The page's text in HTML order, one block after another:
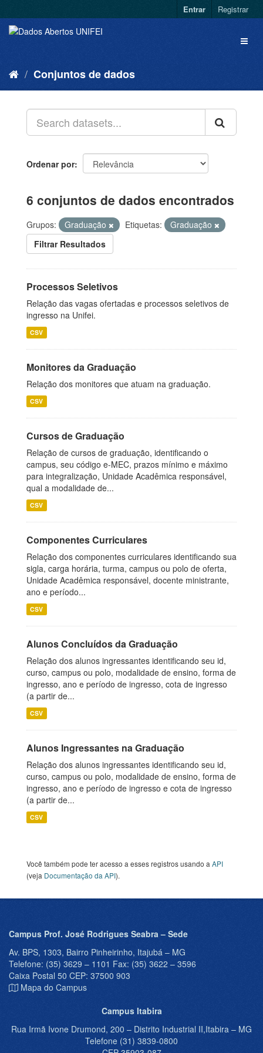
Entrar Registrar
Conjuntos de dados
Ordenar por
6 conjuntos de dados encontrados
Grupos: Graduação Etiquetas:
Graduação
Filtrar Resultados
Processos Seletivos
Relação das vagas ofertadas e processos seletivos de
ingresso na Unifei.
CSV
Monitores da Graduação
Relação dos monitores que atuam na graduação.
CSV
Cursos de Graduação
Relação de cursos de graduação, identificando o
campus, seu código e-MEC, prazos mínimo e máximo
para integralização, Unidade Acadêmica responsável,
qual a modalidade de...
CSV
Componentes Curriculares
Relação dos componentes curriculares identificando sua
sigla, carga horária, turma, campus ou polo de oferta,
Unidade Acadêmica responsável, docente ministrante,
ano e período...
CSV
Alunos Concluídos da Graduação
Relação dos alunos ingressantes identificando seu id,
curso, campus ou polo, modalidade de ensino, forma de
ingresso, ano e período de ingresso, cota de ingresso
(a partir de...
CSV
Alunos Ingressantes na Graduação
Relação dos alunos ingressantes identificando seu id,
curso, campus ou polo, modalidade de ensino, forma de
ingresso, ano e período de ingresso e cota de ingresso
(a partir de...
CSV
Você também pode ter acesso a esses registros usando a API
(veja Documentação da API).
Campus Prof. José Rodrigues Seabra – Sede
Av. BPS, 1303, Bairro Pinheirinho, Itajubá – MG
Telefone: (35) 3629 – 1101 Fax: (35) 3622 – 3596
Caixa Postal 50 CEP: 37500 903
Mapa do Campus
Campus Itabira
Rua Irmã Ivone Drumond, 200 – Distrito Industrial II,Itabira – MG
Telefone (31) 3839-0800